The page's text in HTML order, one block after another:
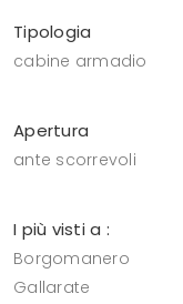
Tipologia
cabine armadio
Apertura
ante scorrevoli
I più visti a :
Borgomanero
Gallarate